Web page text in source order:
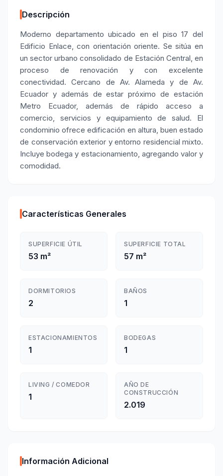
Descripción
Moderno departamento ubicado en el piso 17 del
Edificio Enlace, con orientación oriente. Se sitúa en
un sector urbano consolidado de Estación Central, en
proceso de renovación y con excelente
conectividad. Cercano de Av. Alameda y de Av.
Ecuador y además de estar próximo de estación
Metro Ecuador, además de rápido acceso a
comercio, servicios y equipamiento de salud. El
condominio ofrece edificación en altura, buen estado
de conservación exterior y entorno residencial mixto.
Incluye bodega y estacionamiento, agregando valor y
comodidad.
Características Generales
SUPERFICIE ÚTIL
53 m²
SUPERFICIE TOTAL
57 m²
DORMITORIOS
2
BAÑOS
1
ESTACIONAMIENTOS
1
BODEGAS
1
LIVING / COMEDOR
1
AÑO DE
CONSTRUCCIÓN
2.019
Información Adicional